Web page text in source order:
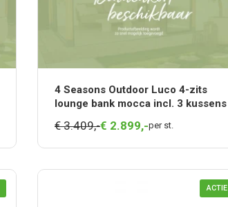
4 Seasons Outdoor Luco 4-zits
lounge bank mocca incl. 3 kussens
€ 3.409,-€ 2.899,-per st.
ACTIE